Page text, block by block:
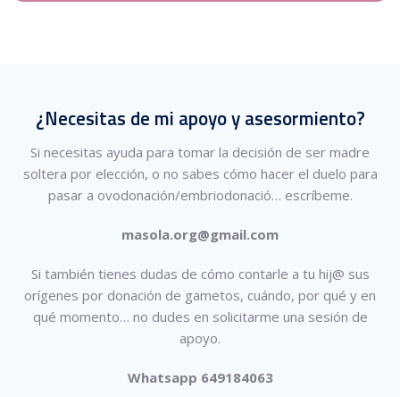
¿Necesitas de mi apoyo y asesormiento?
Si necesitas ayuda para tomar la decisión de ser madre
soltera por elección, o no sabes cómo hacer el duelo para
pasar a ovodonación/embriodonació… escríbeme.
masola.org@gmail.com
Si también tienes dudas de cómo contarle a tu hij@ sus
orígenes por donación de gametos, cuándo, por qué y en
qué momento… no dudes en solicitarme una sesión de
apoyo.
Whatsapp 649184063